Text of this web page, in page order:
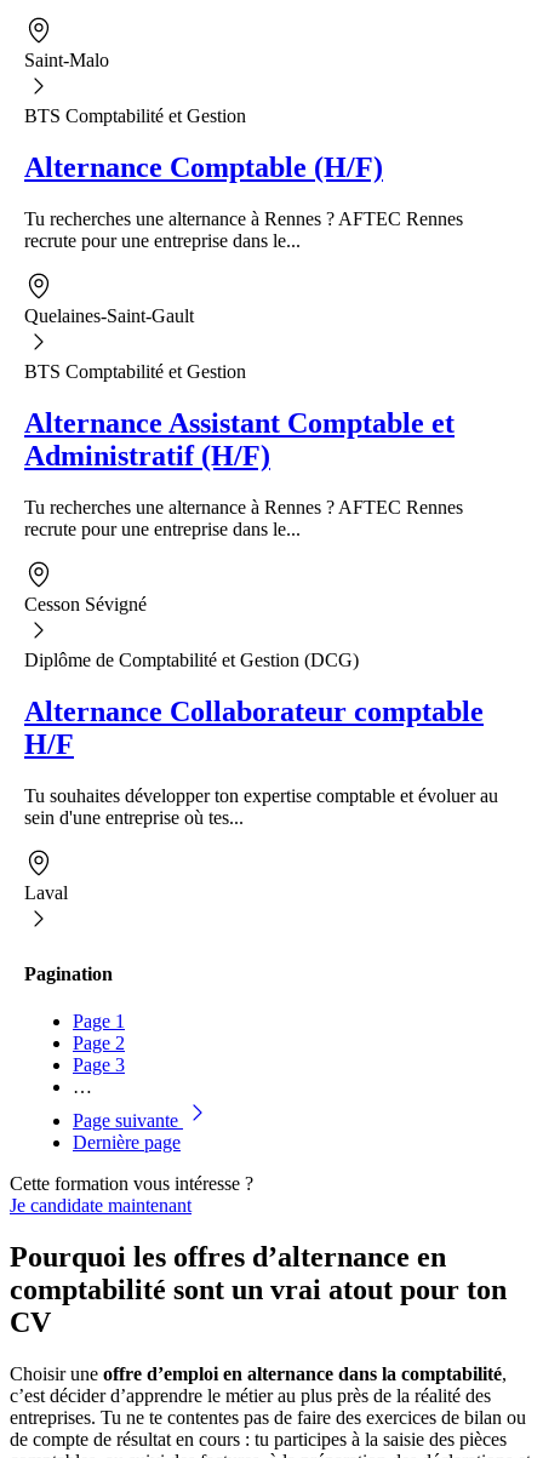
Saint-Malo
BTS Comptabilité et Gestion
Alternance Comptable (H/F)
Tu recherches une alternance à Rennes ? AFTEC Rennes
recrute pour une entreprise dans le...
Quelaines-Saint-Gault
BTS Comptabilité et Gestion
Alternance Assistant Comptable et
Administratif (H/F)
Tu recherches une alternance à Rennes ? AFTEC Rennes
recrute pour une entreprise dans le...
Cesson Sévigné
Diplôme de Comptabilité et Gestion (DCG)
Alternance Collaborateur comptable
H/F
Tu souhaites développer ton expertise comptable et évoluer au
sein d'une entreprise où tes...
Laval
Pagination
Page 1
Page 2
Page 3
…
Page suivante
Dernière page
Cette formation vous intéresse ?
Je candidate maintenant
Pourquoi les offres d’alternance en
comptabilité sont un vrai atout pour ton
CV
Choisir une offre d’emploi en alternance dans la comptabilité,
c’est décider d’apprendre le métier au plus près de la réalité des
entreprises. Tu ne te contentes pas de faire des exercices de bilan ou
de compte de résultat en cours : tu participes à la saisie des pièces